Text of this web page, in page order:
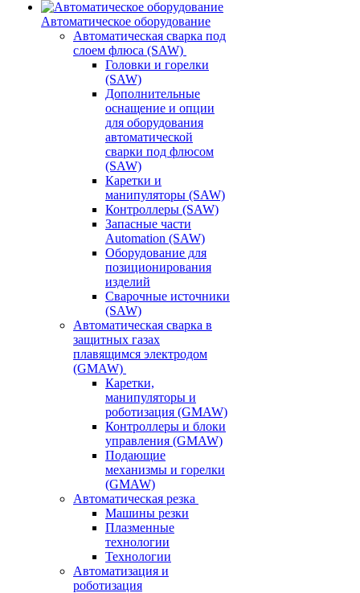
Автоматическое оборудование
Автоматическая сварка под
слоем флюса (SAW)
Головки и горелки
(SAW)
Дополнительные
оснащение и опции
для оборудования
автоматической
сварки под флюсом
(SAW)
Каретки и
манипуляторы (SAW)
Контроллеры (SAW)
Запасные части
Automation (SAW)
Оборудование для
позиционирования
изделий
Сварочные источники
(SAW)
Автоматическая сварка в
защитных газах
плавящимся электродом
(GMAW)
Каретки,
манипуляторы и
роботизация (GMAW)
Контроллеры и блоки
управления (GMAW)
Подающие
механизмы и горелки
(GMAW)
Автоматическая резка
Машины резки
Плазменные
технологии
Технологии
Автоматизация и
роботизация